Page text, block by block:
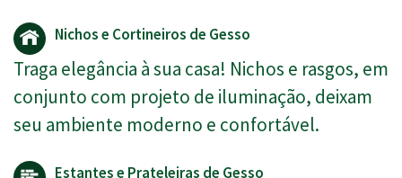
Nichos e Cortineiros de Gesso
Traga elegância à sua casa! Nichos e rasgos, em
conjunto com projeto de iluminação, deixam
seu ambiente moderno e confortável.
Estantes e Prateleiras de Gesso